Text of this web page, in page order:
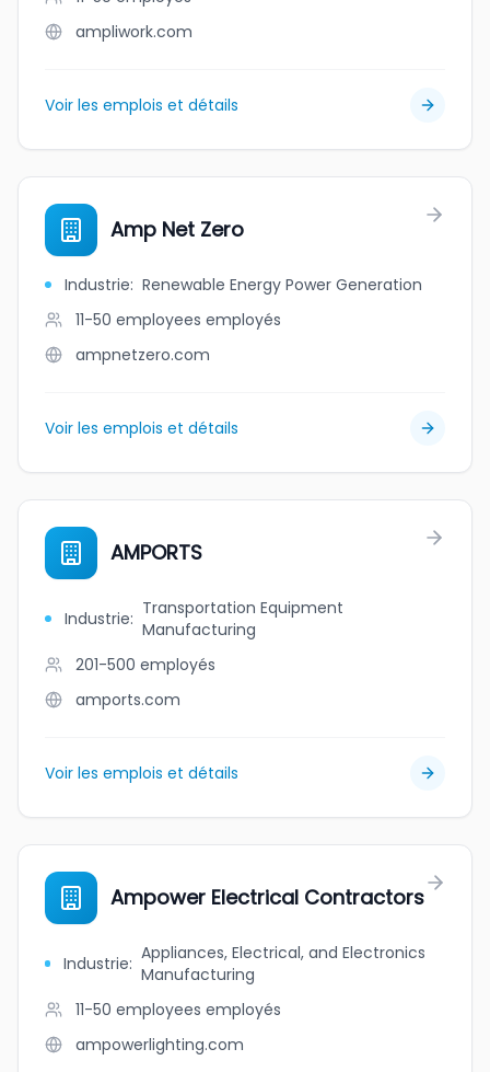
ampliwork.com
Voir les emplois et détails
Amp Net Zero
Industrie: Renewable Energy Power Generation
11-50 employees employés
ampnetzero.com
Voir les emplois et détails
AMPORTS
Industrie: Transportation Equipment
Manufacturing
201-500 employés
amports.com
Voir les emplois et détails
Ampower Electrical Contractors
Industrie: Appliances, Electrical, and Electronics
Manufacturing
11-50 employees employés
ampowerlighting.com